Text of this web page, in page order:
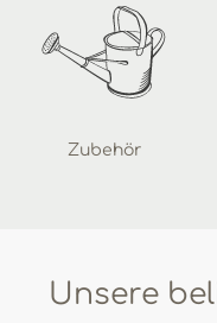
Zubehör
Unsere